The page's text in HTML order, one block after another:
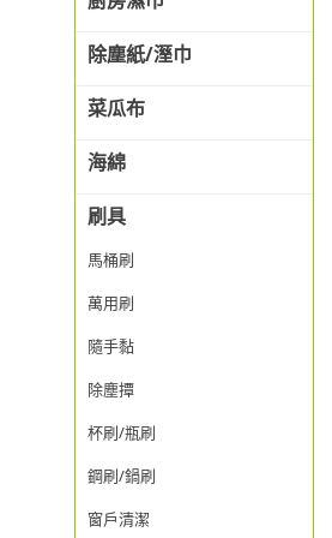
除塵紙/溼巾
菜瓜布
海綿
刷具
馬桶刷
萬用刷
隨手黏
除塵撢
杯刷/瓶刷
鋼刷/鍋刷
窗戶清潔